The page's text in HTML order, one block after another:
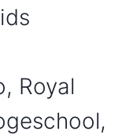
Royal